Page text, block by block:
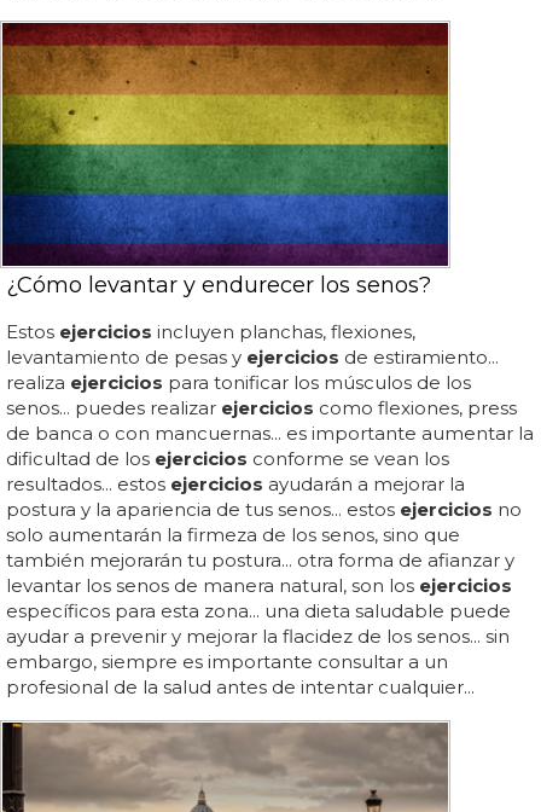
¿Cómo levantar y endurecer los senos?
Estos ejercicios incluyen planchas, flexiones,
levantamiento de pesas y ejercicios de estiramiento...
realiza ejercicios para tonificar los músculos de los
senos... puedes realizar ejercicios como flexiones, press
de banca o con mancuernas... es importante aumentar la
dificultad de los ejercicios conforme se vean los
resultados... estos ejercicios ayudarán a mejorar la
postura y la apariencia de tus senos... estos ejercicios no
solo aumentarán la firmeza de los senos, sino que
también mejorarán tu postura... otra forma de afianzar y
levantar los senos de manera natural, son los ejercicios
específicos para esta zona... una dieta saludable puede
ayudar a prevenir y mejorar la flacidez de los senos... sin
embargo, siempre es importante consultar a un
profesional de la salud antes de intentar cualquier...